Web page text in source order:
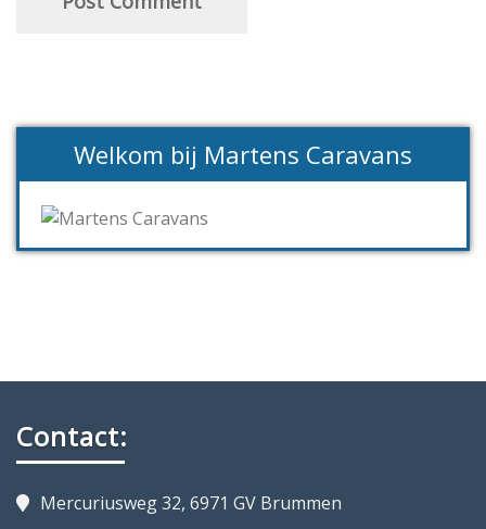
Welkom bij Martens Caravans
Contact:
Mercuriusweg 32, 6971 GV Brummen